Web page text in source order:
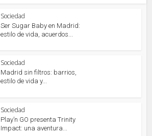
Sociedad
Ser Sugar Baby en Madrid:
estilo de vida, acuerdos...
Sociedad
Madrid sin filtros: barrios,
estilo de vida y...
Sociedad
Play’n GO presenta Trinity
Impact: una aventura...